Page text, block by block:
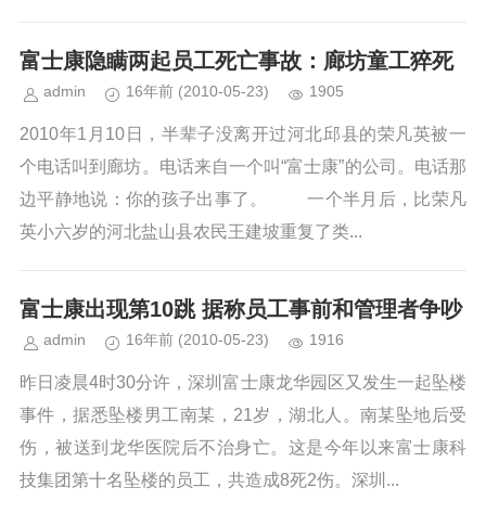
富士康隐瞒两起员工死亡事故：廊坊童工猝死
admin 16年前 (2010-05-23) 1905
2010年1月10日，半辈子没离开过河北邱县的荣凡英被一
个电话叫到廊坊。电话来自一个叫“富士康”的公司。电话那
边平静地说：你的孩子出事了。 一个半月后，比荣凡
英小六岁的河北盐山县农民王建坡重复了类...
富士康出现第10跳 据称员工事前和管理者争吵
admin 16年前 (2010-05-23) 1916
昨日凌晨4时30分许，深圳富士康龙华园区又发生一起坠楼
事件，据悉坠楼男工南某，21岁，湖北人。南某坠地后受
伤，被送到龙华医院后不治身亡。这是今年以来富士康科
技集团第十名坠楼的员工，共造成8死2伤。深圳...